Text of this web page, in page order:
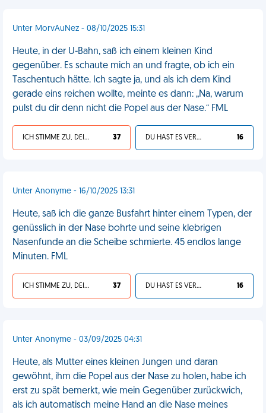
Unter MorvAuNez - 08/10/2025 15:31
Heute, in der U-Bahn, saß ich einem kleinen Kind
gegenüber. Es schaute mich an und fragte, ob ich ein
Taschentuch hätte. Ich sagte ja, und als ich dem Kind
gerade eins reichen wollte, meinte es dann: „Na, warum
pulst du dir denn nicht die Popel aus der Nase.“ FML
ICH STIMME ZU, DEIN LEBEN IST SCHEISSE 37 DU HAST ES VERDIENT 16
Unter Anonyme - 16/10/2025 13:31
Heute, saß ich die ganze Busfahrt hinter einem Typen, der
genüsslich in der Nase bohrte und seine klebrigen
Nasenfunde an die Scheibe schmierte. 45 endlos lange
Minuten. FML
ICH STIMME ZU, DEIN LEBEN IST SCHEISSE 37 DU HAST ES VERDIENT 16
Unter Anonyme - 03/09/2025 04:31
Heute, als Mutter eines kleinen Jungen und daran
gewöhnt, ihm die Popel aus der Nase zu holen, habe ich
erst zu spät bemerkt, wie mein Gegenüber zurückwich,
als ich automatisch meine Hand an die Nase meines